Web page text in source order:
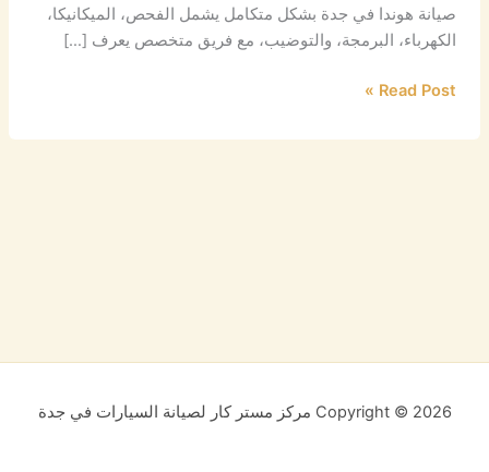
صيانة هوندا في جدة بشكل متكامل يشمل الفحص، الميكانيكا،
الكهرباء، البرمجة، والتوضيب، مع فريق متخصص يعرف […]
Read Post »
Copyright © 2026 مركز مستر كار لصيانة السيارات في جدة